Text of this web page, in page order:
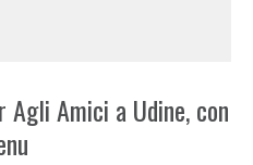
Agli Amici a Udine, con